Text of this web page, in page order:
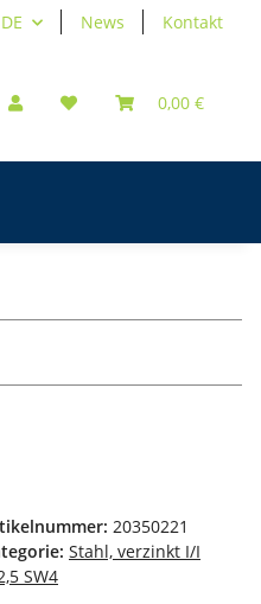
DE News Kontakt
0,00 €
20350221
Stahl, verzinkt I/I
SW4